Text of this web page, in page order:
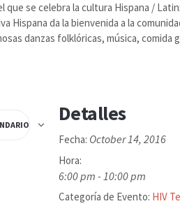
que se celebra la cultura Hispana /
Hispana da la bienvenida a la
danzas folklóricas, música,
Detalles
Fecha: October 14, 2016
Hora:
6:00 pm - 10:00 pm
Categoría de Evento: HIV